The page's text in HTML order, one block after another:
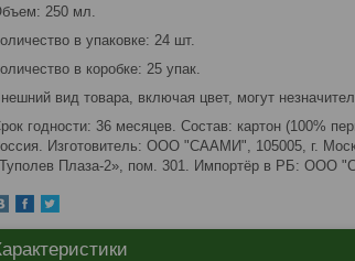
250 мл.
в упаковке: 24 шт.
в коробке: 25 упак.
вид товара, включая цвет, могут
годности: 36 месяцев. Состав: картон (100%
Изготовитель: ООО "СААМИ", 105005, г.
Плаза-2», пом. 301. Импортёр в РБ: ООО